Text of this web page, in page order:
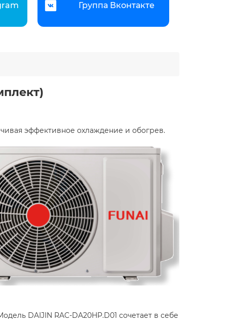
Группа Вконтакте
эффективное охлаждение и обогрев.
DAIJIN RAC-DA20HP.D01 сочетает в себе